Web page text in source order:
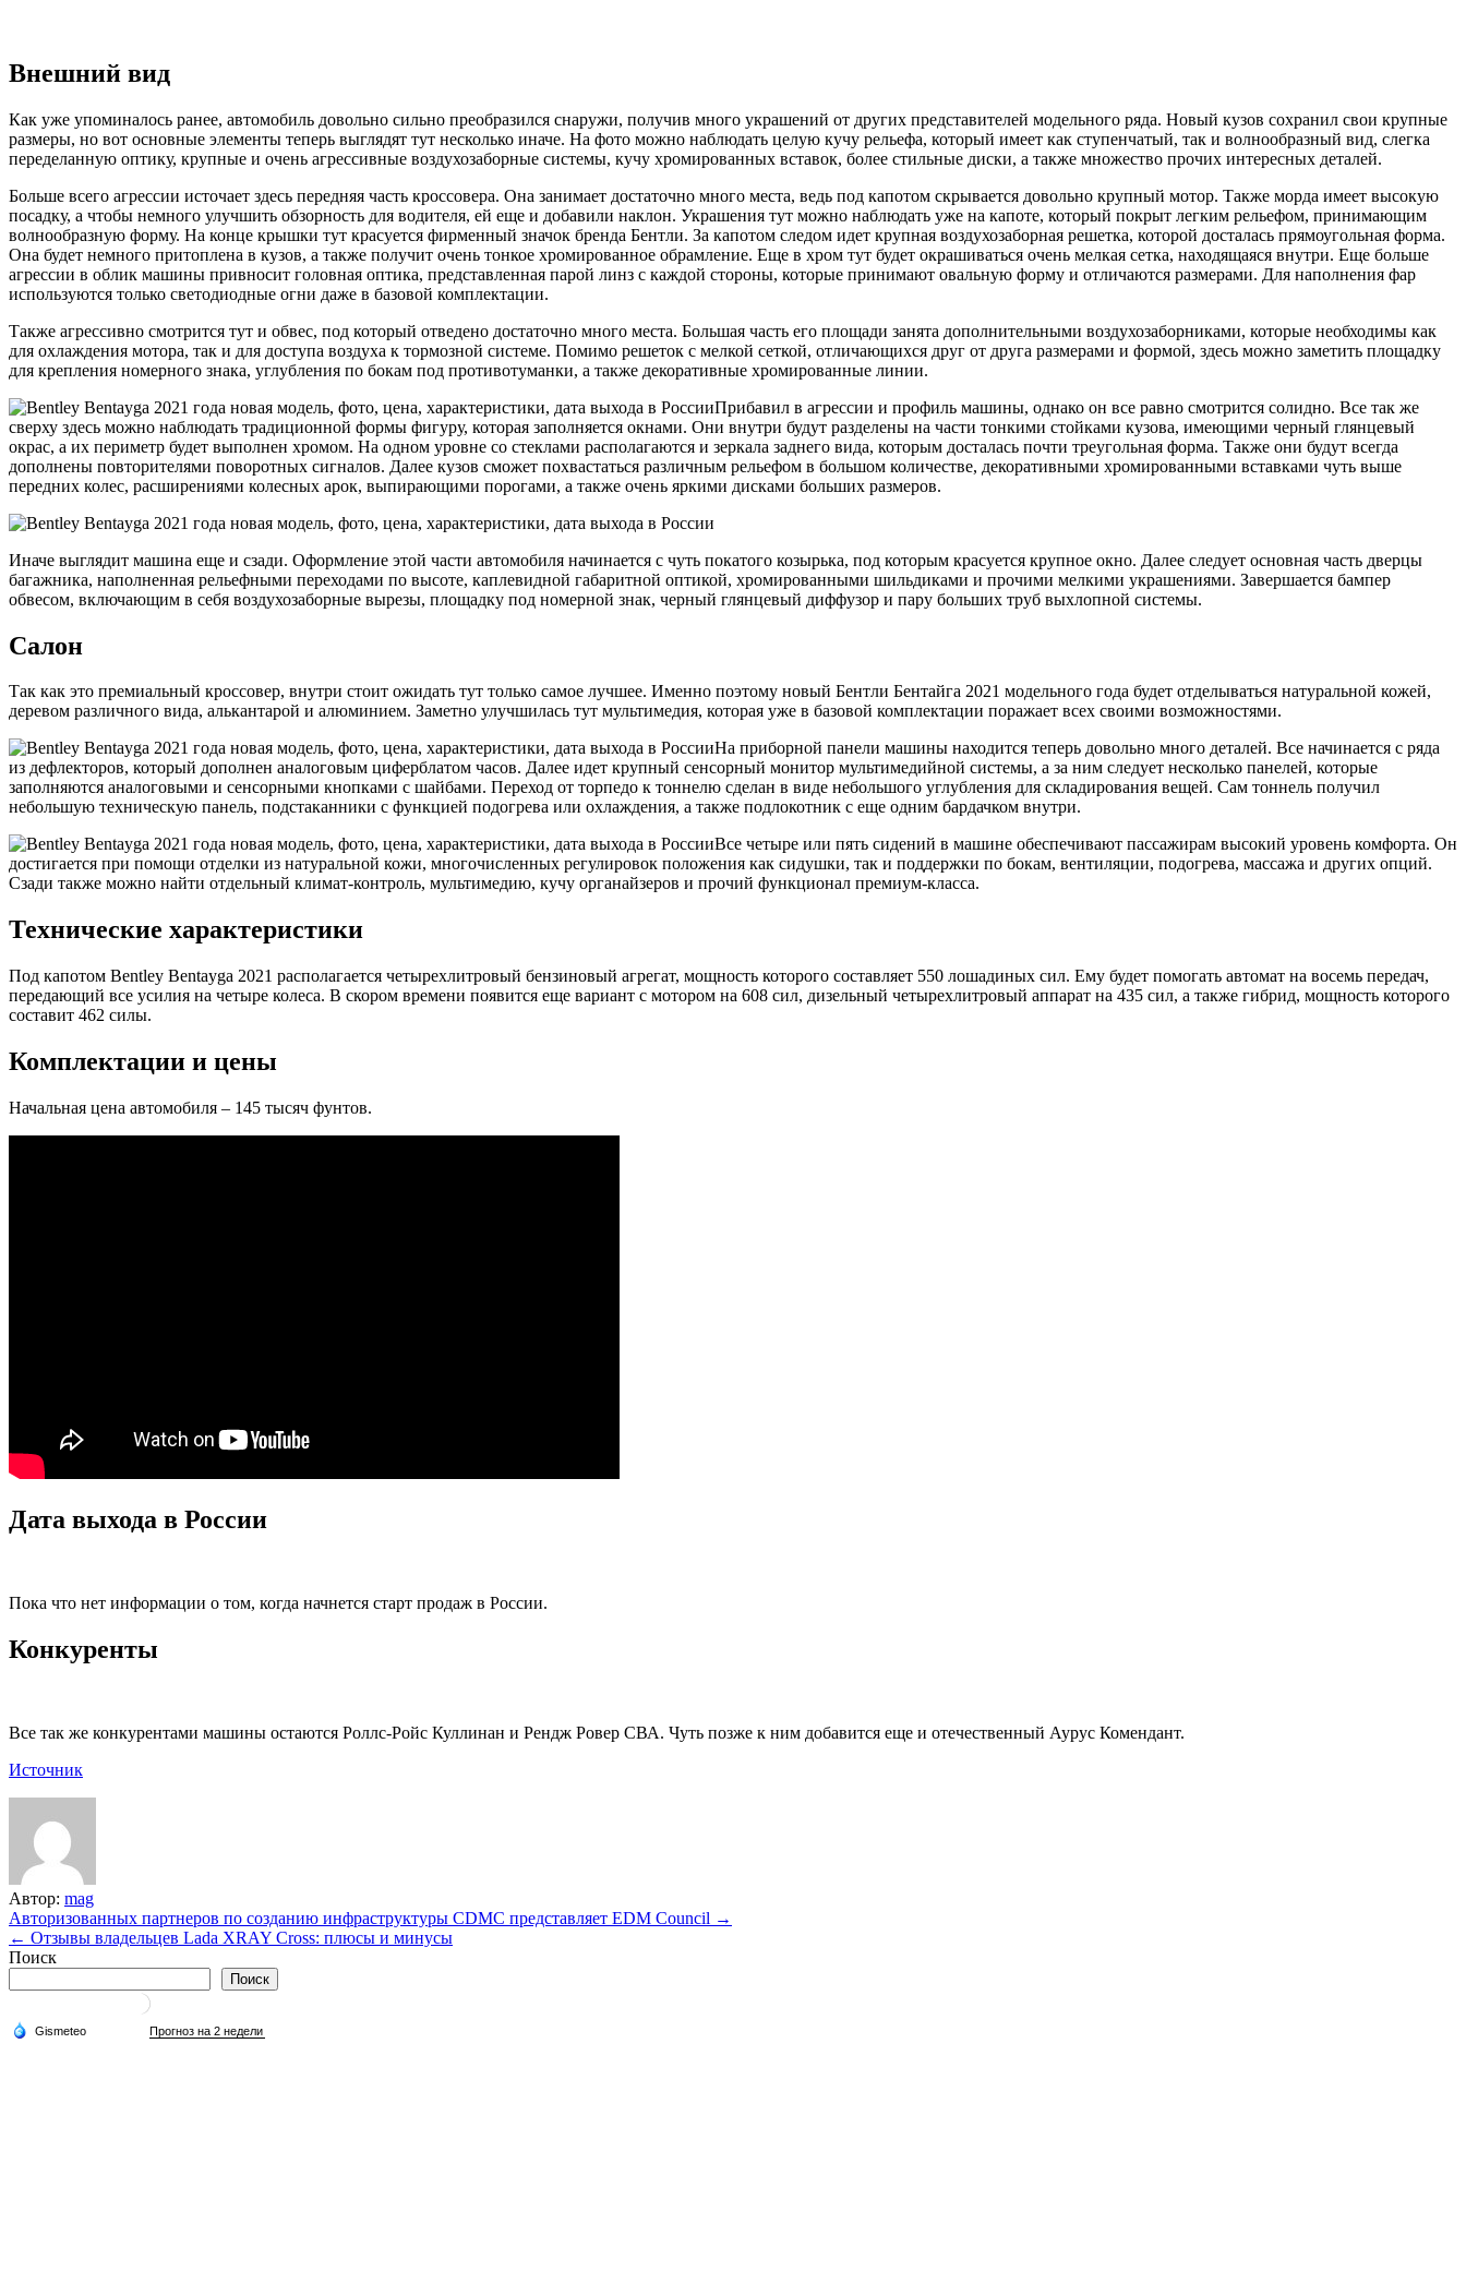
Внешний вид
Как уже упоминалось ранее, автомобиль довольно сильно преобразился снаружи, получив много украшений от других представителей модельного ряда. Новый кузов сохранил свои крупные
размеры, но вот основные элементы теперь выглядят тут несколько иначе. На фото можно наблюдать целую кучу рельефа, который имеет как ступенчатый, так и волнообразный вид, слегка
переделанную оптику, крупные и очень агрессивные воздухозаборные системы, кучу хромированных вставок, более стильные диски, а также множество прочих интересных деталей.
Больше всего агрессии источает здесь передняя часть кроссовера. Она занимает достаточно много места, ведь под капотом скрывается довольно крупный мотор. Также морда имеет высокую
посадку, а чтобы немного улучшить обзорность для водителя, ей еще и добавили наклон. Украшения тут можно наблюдать уже на капоте, который покрыт легким рельефом, принимающим
волнообразную форму. На конце крышки тут красуется фирменный значок бренда Бентли. За капотом следом идет крупная воздухозаборная решетка, которой досталась прямоугольная форма.
Она будет немного притоплена в кузов, а также получит очень тонкое хромированное обрамление. Еще в хром тут будет окрашиваться очень мелкая сетка, находящаяся внутри. Еще больше
агрессии в облик машины привносит головная оптика, представленная парой линз с каждой стороны, которые принимают овальную форму и отличаются размерами. Для наполнения фар
используются только светодиодные огни даже в базовой комплектации.
Также агрессивно смотрится тут и обвес, под который отведено достаточно много места. Большая часть его площади занята дополнительными воздухозаборниками, которые необходимы как
для охлаждения мотора, так и для доступа воздуха к тормозной системе. Помимо решеток с мелкой сеткой, отличающихся друг от друга размерами и формой, здесь можно заметить площадку
для крепления номерного знака, углубления по бокам под противотуманки, а также декоративные хромированные линии.
Прибавил в агрессии и профиль машины, однако он все равно смотрится солидно. Все так же
сверху здесь можно наблюдать традиционной формы фигуру, которая заполняется окнами. Они внутри будут разделены на части тонкими стойками кузова, имеющими черный глянцевый
окрас, а их периметр будет выполнен хромом. На одном уровне со стеклами располагаются и зеркала заднего вида, которым досталась почти треугольная форма. Также они будут всегда
дополнены повторителями поворотных сигналов. Далее кузов сможет похвастаться различным рельефом в большом количестве, декоративными хромированными вставками чуть выше
передних колес, расширениями колесных арок, выпирающими порогами, а также очень яркими дисками больших размеров.
Иначе выглядит машина еще и сзади. Оформление этой части автомобиля начинается с чуть покатого козырька, под которым красуется крупное окно. Далее следует основная часть дверцы
багажника, наполненная рельефными переходами по высоте, каплевидной габаритной оптикой, хромированными шильдиками и прочими мелкими украшениями. Завершается бампер
обвесом, включающим в себя воздухозаборные вырезы, площадку под номерной знак, черный глянцевый диффузор и пару больших труб выхлопной системы.
Салон
Так как это премиальный кроссовер, внутри стоит ожидать тут только самое лучшее. Именно поэтому новый Бентли Бентайга 2021 модельного года будет отделываться натуральной кожей,
деревом различного вида, алькантарой и алюминием. Заметно улучшилась тут мультимедия, которая уже в базовой комплектации поражает всех своими возможностями.
На приборной панели машины находится теперь довольно много деталей. Все начинается с ряда
из дефлекторов, который дополнен аналоговым циферблатом часов. Далее идет крупный сенсорный монитор мультимедийной системы, а за ним следует несколько панелей, которые
заполняются аналоговыми и сенсорными кнопками с шайбами. Переход от торпедо к тоннелю сделан в виде небольшого углубления для складирования вещей. Сам тоннель получил
небольшую техническую панель, подстаканники с функцией подогрева или охлаждения, а также подлокотник с еще одним бардачком внутри.
Все четыре или пять сидений в машине обеспечивают пассажирам высокий уровень комфорта. Он
достигается при помощи отделки из натуральной кожи, многочисленных регулировок положения как сидушки, так и поддержки по бокам, вентиляции, подогрева, массажа и других опций.
Сзади также можно найти отдельный климат-контроль, мультимедию, кучу органайзеров и прочий функционал премиум-класса.
Технические характеристики
Под капотом Bentley Bentayga 2021 располагается четырехлитровый бензиновый агрегат, мощность которого составляет 550 лошадиных сил. Ему будет помогать автомат на восемь передач,
передающий все усилия на четыре колеса. В скором времени появится еще вариант с мотором на 608 сил, дизельный четырехлитровый аппарат на 435 сил, а также гибрид, мощность которого
составит 462 силы.
Комплектации и цены
Начальная цена автомобиля – 145 тысяч фунтов.
Дата выхода в России
Пока что нет информации о том, когда начнется старт продаж в России.
Конкуренты
Все так же конкурентами машины остаются Роллс-Ройс Куллинан и Рендж Ровер СВА. Чуть позже к ним добавится еще и отечественный Аурус Комендант.
Источник
Автор: mag
Навигация
по
Авторизованных партнеров по созданию инфраструктуры CDMC представляет EDM Council →
← Отзывы владельцев Lada XRAY Cross: плюсы и минусы
Поиск
Поиск